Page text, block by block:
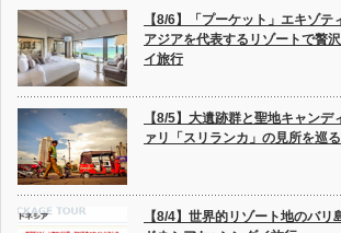
【8/6】「プーケット」エキゾテ
アジアを代表するリゾートで贅
イ旅行
【8/5】大遺跡群と聖地キャンデ
ァリ「スリランカ」の見所を巡
【8/4】世界的リゾート地のバ